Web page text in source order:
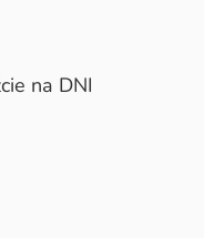
na DNI